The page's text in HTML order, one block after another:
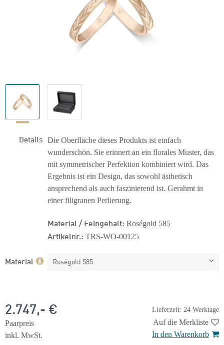
Details Die Oberfläche dieses Produkts ist einfach
wunderschön. Sie erinnert an ein florales Muster, das
mit symmetrischer Perfektion kombiniert wird. Das
Ergebnis ist ein Design, das sowohl ästhetisch
ansprechend als auch faszinierend ist. Gerahmt in
einer filigranen Perlierung.
Material / Feingehalt: Roségold 585
Artikelnr.: TRS-WO-00125
Material Roségold 585
Lieferzeit: 24 Werktage
2.747,- €
Paarpreis
inkl. MwSt.
Auf die Merkliste
In den Warenkorb